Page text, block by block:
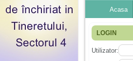
Acasa
LOGIN
Utilizator: